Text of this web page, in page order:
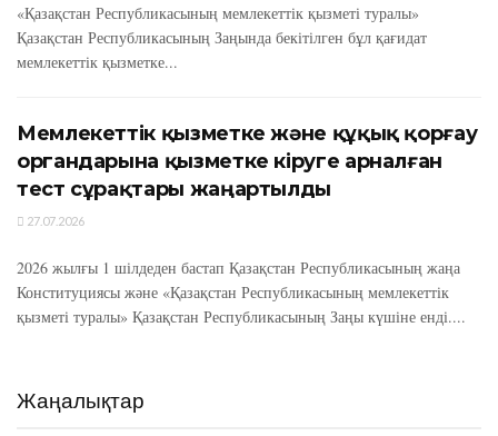
«Қазақстан Республикасының мемлекеттік қызметі туралы»
Қазақстан Республикасының Заңында бекітілген бұл қағидат
мемлекеттік қызметке...
Мемлекеттік қызметке және құқық қорғау
органдарына қызметке кіруге арналған
тест сұрақтары жаңартылды
27.07.2026
2026 жылғы 1 шілдеден бастап Қазақстан Республикасының жаңа
Конституциясы және «Қазақстан Республикасының мемлекеттік
қызметі туралы» Қазақстан Республикасының Заңы күшіне енді....
Жаңалықтар